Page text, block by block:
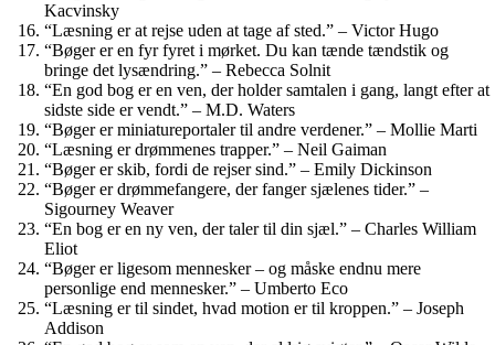
Kacvinsky
“Læsning er at rejse uden at tage af sted.” – Victor Hugo
“Bøger er en fyr fyret i mørket. Du kan tænde tændstik og
bringe det lysændring.” – Rebecca Solnit
“En god bog er en ven, der holder samtalen i gang, langt efter at
sidste side er vendt.” – M.D. Waters
“Bøger er miniatureportaler til andre verdener.” – Mollie Marti
“Læsning er drømmenes trapper.” – Neil Gaiman
“Bøger er skib, fordi de rejser sind.” – Emily Dickinson
“Bøger er drømmefangere, der fanger sjælenes tider.” –
Sigourney Weaver
“En bog er en ny ven, der taler til din sjæl.” – Charles William
Eliot
“Bøger er ligesom mennesker – og måske endnu mere
personlige end mennesker.” – Umberto Eco
“Læsning er til sindet, hvad motion er til kroppen.” – Joseph
Addison